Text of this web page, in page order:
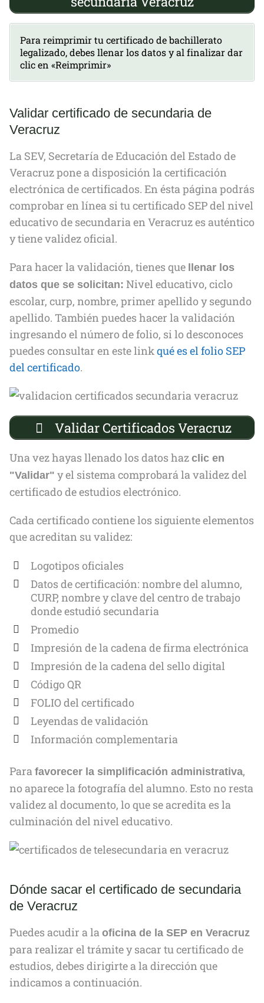
Para reimprimir tu certificado de bachillerato
legalizado, debes llenar los datos y al finalizar dar
clic en «Reimprimir»
Validar certificado de secundaria de
Veracruz
La SEV, Secretaría de Educación del Estado de
Veracruz pone a disposición la certificación
electrónica de certificados. En ésta página podrás
comprobar en línea si tu certificado SEP del nivel
educativo de secundaria en Veracruz es auténtico
y tiene validez oficial.
Para hacer la validación, tienes que
llenar los
datos que se solicitan: Nivel educativo, ciclo
escolar, curp, nombre, primer apellido y segundo
apellido. También puedes hacer la validación
ingresando el número de folio, si lo desconoces
puedes consultar en este linkqué es el folio SEP
del certificado.
Validar Certificados Veracruz
Una vez hayas llenado los datos haz clic en
"Validar" y el sistema comprobará la validez del
certificado de estudios electrónico.
Cada certificado contiene los siguiente elementos
que acreditan su validez:
Logotipos oficiales
Datos de certificación: nombre del alumno,
CURP, nombre y clave del centro de trabajo
donde estudió secundaria
Promedio
Impresión de la cadena de firma electrónica
Impresión de la cadena del sello digital
Código QR
FOLIO del certificado
Leyendas de validación
Información complementaria
Para favorecer la simplificación administrativa,
no aparece la fotografía del alumno. Esto no resta
validez al documento, lo que se acredita es la
culminación del nivel educativo.
Dónde sacar el certificado de secundaria
de Veracruz
Puedes acudir a la oficina de la SEP en Veracruz
para realizar el trámite y sacar tu certificado de
estudios, debes dirigirte a la dirección que
indicamos a continuación.